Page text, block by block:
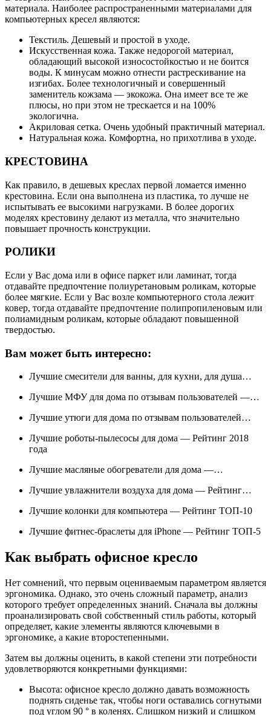
материала. Наиболее распространенными материалами для
компьютерных кресел являются:
Текстиль. Дешевый и простой в уходе.
Искусственная кожа. Также недорогой материал,
обладающий высокой износостойкостью и не боится
воды. К минусам можно отнести растрескивание на
изгибах. Более технологичный и совершенный
заменитель кожзама — экокожа. Она имеет все те же
плюсы, но при этом не трескается и на 100%
экологична.
Акриловая сетка. Очень удобный практичный материал.
Натуральная кожа. Комфортна, но прихотлива в уходе.
КРЕСТОВИНА
Как правило, в дешевых креслах первой ломается именно
крестовина. Если она выполнена из пластика, то лучше не
испытывать ее высокими нагрузками. В более дорогих
моделях крестовину делают из металла, что значительно
повышает прочность конструкции.
РОЛИКИ
Если у Вас дома или в офисе паркет или ламинат, тогда
отдавайте предпочтение полиуретановым роликам, которые
более мягкие. Если у Вас возле компьютерного стола лежит
ковер, тогда отдавайте предпочтение полипропиленовым или
полиамидным роликам, которые обладают повышенной
твердостью.
Вам может быть интересно:
Лучшие смесители для ванны, для кухни, для душа…
Лучшие МФУ для дома по отзывам пользователей —…
Лучшие утюги для дома по отзывам пользователей…
Лучшие роботы-пылесосы для дома — Рейтинг 2018
года
Лучшие масляные обогреватели для дома —…
Лучшие увлажнители воздуха для дома — Рейтинг…
Лучшие колонки для компьютера — Рейтинг ТОП-10
Лучшие фитнес-браслеты для iPhone — Рейтинг ТОП-5
Как выбрать офисное кресло
Нет сомнений, что первым оцениваемым параметром является
эргономика. Однако, это очень сложный параметр, анализ
которого требует определенных знаний. Сначала вы должны
проанализировать свой собственный стиль работы, который
определяет, какие элементы являются ключевыми в
эргономике, а какие второстепенными.
Затем вы должны оценить, в какой степени эти потребности
удовлетворяются конкретными функциями:
Высота: офисное кресло должно давать возможность
поднять сиденье так, чтобы ноги оставались согнутыми
под углом 90 ° в коленях. Слишком низкий и слишком